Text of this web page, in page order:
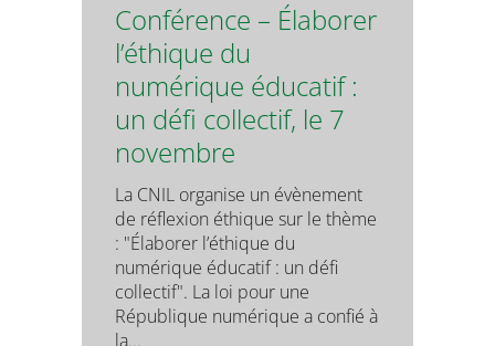
Conférence – Élaborer
l’éthique du
numérique éducatif :
un défi collectif, le 7
novembre
La CNIL organise un évènement
de réflexion éthique sur le thème
: "Élaborer l’éthique du
numérique éducatif : un défi
collectif". La loi pour une
République numérique a confié à
la...